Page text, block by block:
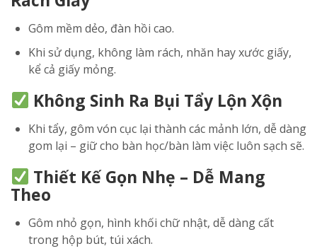
Gôm mềm dẻo, đàn hồi cao.
Khi sử dụng, không làm rách, nhăn hay xước giấy,
kể cả giấy mỏng.
Không Sinh Ra Bụi Tẩy Lộn Xộn
Khi tẩy, gôm vón cục lại thành các mảnh lớn, dễ dàng
gom lại – giữ cho bàn học/bàn làm việc luôn sạch sẽ.
Thiết Kế Gọn Nhẹ – Dễ Mang
Theo
Gôm nhỏ gọn, hình khối chữ nhật, dễ dàng cất
trong hộp bút, túi xách.